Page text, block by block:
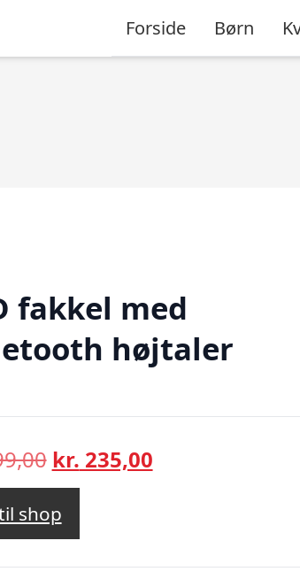
Forside Børn
fakkel med
højtaler
Den
oprindelige
pris
var:
kr. 299,00.
kr. 235,00Den
kr. 235,00.
shop